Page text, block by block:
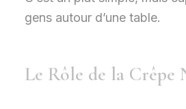
gens autour d’une table.
Le Rôle de la Crêpe